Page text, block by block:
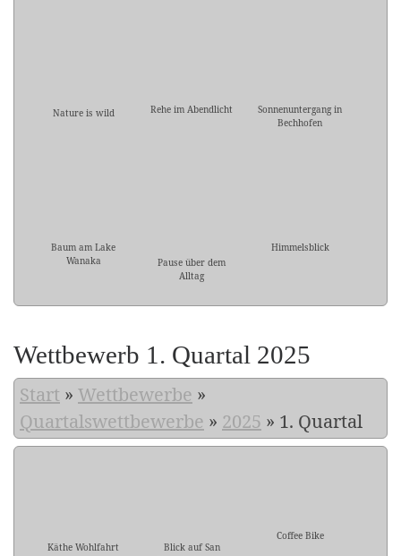
Nature is wild Rehe im Abendlicht
Sonnenuntergang in
Bechhofen
Baum am Lake
Wanaka
Pause über dem
Alltag
Himmelsblick
Wettbewerb 1. Quartal 2025
Start » Wettbewerbe »
Quartalswettbewerbe » 2025 » 1. Quartal
Käthe Wohlfahrt
Blick auf San
Coffee Bike